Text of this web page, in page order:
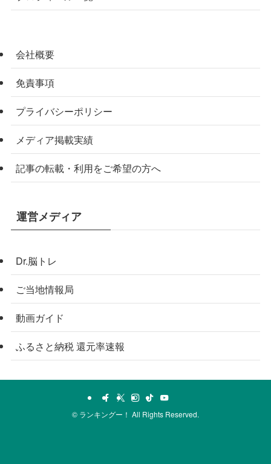
会社概要
免責事項
プライバシーポリシー
メディア掲載実績
記事の転載・利用をご希望の方へ
運営メディア
Dr.脳トレ
ご当地情報局
動画ガイド
ふるさと納税 還元率速報
© ランキングー！ All Rights Reserved.